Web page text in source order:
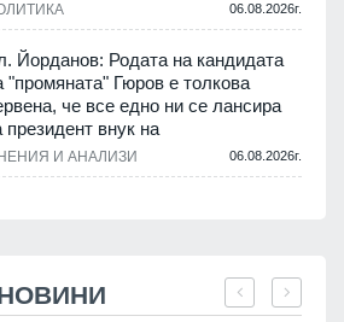
06.08.2026г.
Йорданов: Родата на кандидата
"промяната" Гюров е толкова
че все едно ни се лансира
президент внук на
И АНАЛИЗИ 06.08.2026г.